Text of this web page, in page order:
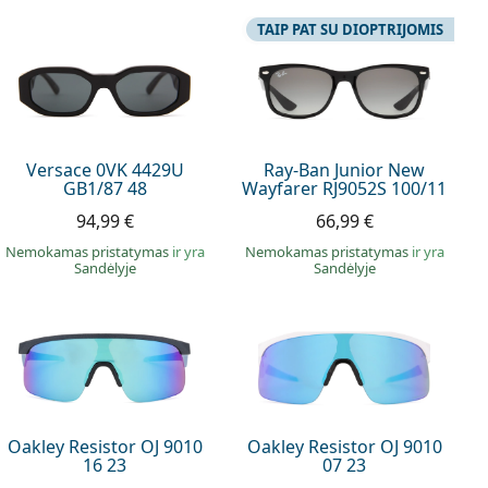
Versace 0VK 4429U
GB1/87 48
94,99 €
Nemokamas pristatymas ir yra
Sandėlyje
Ray-Ban Junior New
Wayfarer RJ9052S 100/11
TAIP PAT SU DIOPTRIJOMIS
66,99 €
Nemokamas pristatymas ir yra
Sandėlyje
Oakley Resistor OJ 9010
16 23
Oakley Resistor OJ 9010
07 23